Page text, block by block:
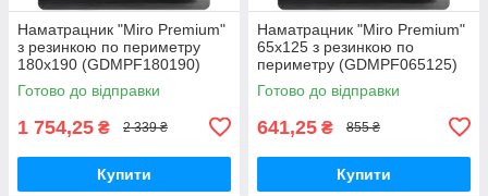
Наматрацник "Miro Premium"
з резинкою по периметру
180x190 (GDMPF180190)
Готово до відправки
1 754,25 ₴ 2 339 ₴
Купити
Наматрацник "Miro Premium"
65x125 з резинкою по
периметру (GDMPF065125)
Готово до відправки
641,25 ₴ 855 ₴
Купити